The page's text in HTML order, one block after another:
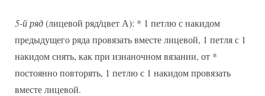
5-й ряд(лицевой ряд/цвет А): * 1 петлю с накидом
предыдущего ряда провязать вместе лицевой, 1 петля с 1
накидом снять, как при изнаночном вязании, от *
постоянно повторять, 1 петлю с 1 накидом провязать
вместе лицевой.